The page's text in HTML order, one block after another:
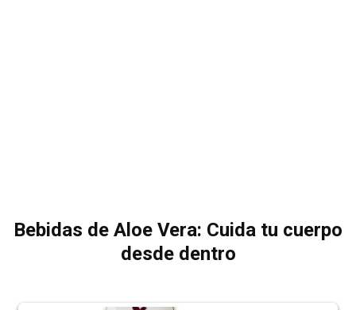
Bebidas de Aloe Vera: Cuida tu cuerpo
desde dentro